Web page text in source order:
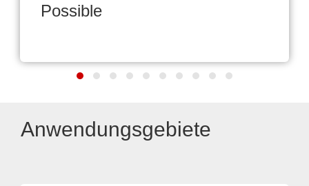
Possible
Anwendungsgebiete